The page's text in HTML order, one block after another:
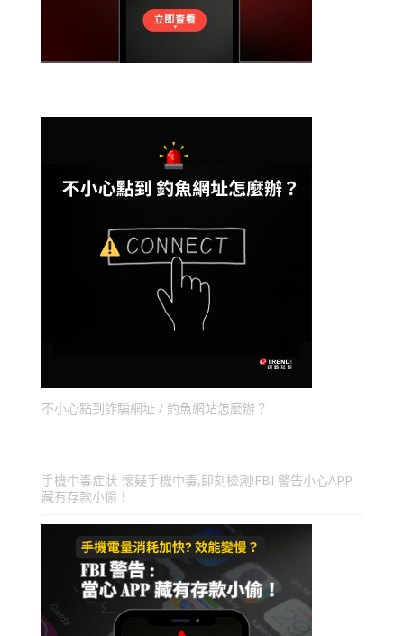
不小心點到詐騙網址 / 釣魚網站怎麼辦？
手機中毒症狀-懷疑手機中毒,即刻檢測!FBI 警告小心APP
藏有存款小偷！